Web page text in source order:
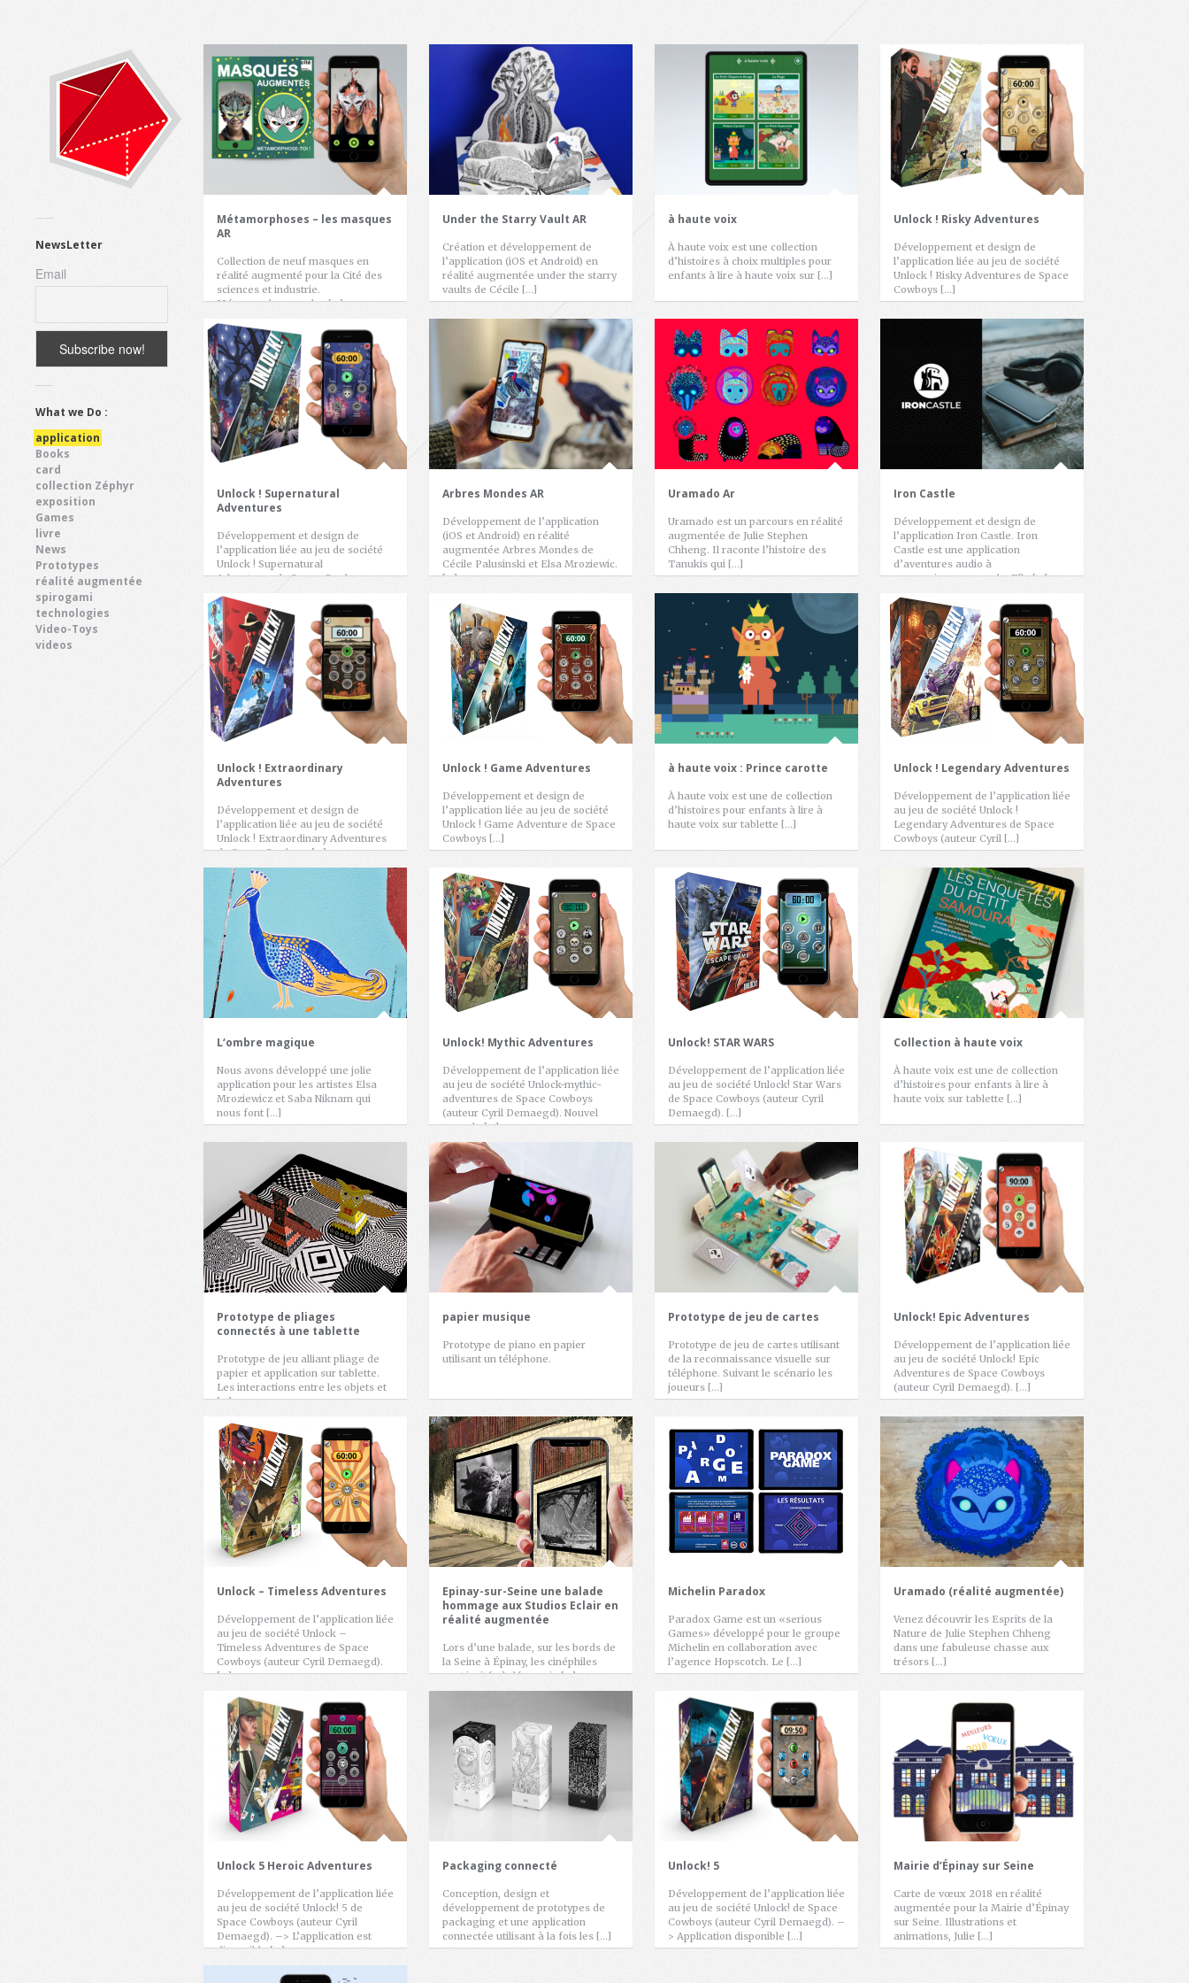
NewsLetter
Email
What we Do :
application
Books
card
collection Zéphyr
exposition
Games
livre
News
Prototypes
réalité augmentée
spirogami
technologies
Video-Toys
videos
Métamorphoses – les masques
AR
Collection de neuf masques en
réalité augmenté pour la Cité des
sciences et industrie.
Métamorphoses – les […]
Under the Starry Vault AR
Création et développement de
l’application (iOS et Android) en
réalité augmentée under the starry
vaults de Cécile […]
à haute voix
À haute voix est une collection
d’histoires à choix multiples pour
enfants à lire à haute voix sur […]
Unlock ! Risky Adventures
Développement et design de
l’application liée au jeu de société
Unlock ! Risky Adventures de Space
Cowboys […]
Unlock ! Supernatural
Adventures
Développement et design de
l’application liée au jeu de société
Unlock ! Supernatural
Adventures de Space Cowboys
Arbres Mondes AR
Développement de l’application
(iOS et Android) en réalité
augmentée Arbres Mondes de
Cécile Palusinski et Elsa Mroziewic.
[…]
Uramado Ar
Uramado est un parcours en réalité
augmentée de Julie Stephen
Chheng. Il raconte l’histoire des
Tanukis qui […]
Iron Castle
Développement et design de
l’application Iron Castle. Iron
Castle est une application
d’aventures audio à
reconnaissance vocale. Elle […]
Unlock ! Extraordinary
Adventures
Développement et design de
l’application liée au jeu de société
Unlock ! Extraordinary Adventures
de Space Cowboys […]
Unlock ! Game Adventures
Développement et design de
l’application liée au jeu de société
Unlock ! Game Adventure de Space
Cowboys […]
à haute voix : Prince carotte
À haute voix est une de collection
d’histoires pour enfants à lire à
haute voix sur tablette […]
Unlock ! Legendary Adventures
Développement de l’application liée
au jeu de société Unlock !
Legendary Adventures de Space
Cowboys (auteur Cyril […]
L‘ombre magique
Nous avons développé une jolie
application pour les artistes Elsa
Mroziewicz et Saba Niknam qui
nous font […]
Unlock! Mythic Adventures
Développement de l’application liée
au jeu de société Unlock-mythic-
adventures de Space Cowboys
(auteur Cyril Demaegd). Nouvel
opus de […]
Unlock! STAR WARS
Développement de l’application liée
au jeu de société Unlock! Star Wars
de Space Cowboys (auteur Cyril
Demaegd). […]
Collection à haute voix
À haute voix est une de collection
d’histoires pour enfants à lire à
haute voix sur tablette […]
Prototype de pliages
connectés à une tablette
Prototype de jeu alliant pliage de
papier et application sur tablette.
Les interactions entre les objets et
[…]
papier musique
Prototype de piano en papier
utilisant un téléphone.
Prototype de jeu de cartes
Prototype de jeu de cartes utilisant
de la reconnaissance visuelle sur
téléphone. Suivant le scénario les
joueurs […]
Unlock! Epic Adventures
Développement de l’application liée
au jeu de société Unlock! Epic
Adventures de Space Cowboys
(auteur Cyril Demaegd). […]
Unlock – Timeless Adventures
Développement de l’application liée
au jeu de société Unlock –
Timeless Adventures de Space
Cowboys (auteur Cyril Demaegd).
[…]
Epinay-sur-Seine une balade
hommage aux Studios Eclair en
réalité augmentée
Lors d’une balade, sur les bords de
la Seine à Épinay, les cinéphiles
sont invités à découvrir, […]
Michelin Paradox
Paradox Game est un «serious
Games» développé pour le groupe
Michelin en collaboration avec
l’agence Hopscotch. Le […]
Uramado (réalité augmentée)
Venez découvrir les Esprits de la
Nature de Julie Stephen Chheng
dans une fabuleuse chasse aux
trésors […]
Unlock 5 Heroic Adventures
Développement de l’application liée
au jeu de société Unlock! 5 de
Space Cowboys (auteur Cyril
Demaegd). –> L’application est
disponible […]
Packaging connecté
Conception, design et
développement de prototypes de
packaging et une application
connectée utilisant à la fois les […]
Unlock! 5
Développement de l’application liée
au jeu de société Unlock! de Space
Cowboys (auteur Cyril Demaegd). –
> Application disponible […]
Mairie d’Épinay sur Seine
Carte de vœux 2018 en réalité
augmentée pour la Mairie d’Épinay
sur Seine. Illustrations et
animations, Julie […]